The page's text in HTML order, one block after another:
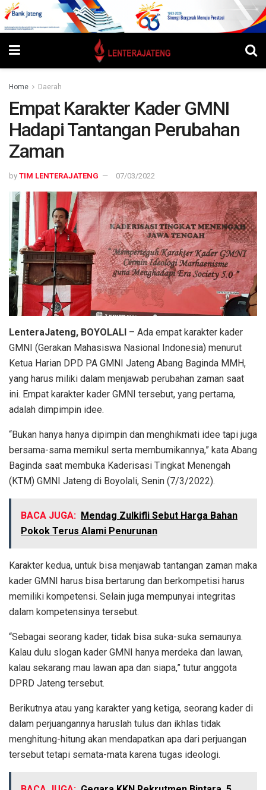
Home Daerah
Empat Karakter Kader GMNI
Hadapi Tantangan Perubahan
Zaman
by TIM LENTERAJATENG 07/03/2022
LenteraJateng, BOYOLALI – Ada empat karakter kader
GMNI (Gerakan Mahasiswa Nasional Indonesia) menurut
Ketua Harian DPD PA GMNI Jateng Abang Baginda MMH,
yang harus miliki dalam menjawab perubahan zaman saat
ini. Empat karakter kader GMNI tersebut, yang pertama,
adalah dimpimpin idee.
“Bukan hanya hanya dipimpin dan menghikmati idee tapi juga
bersama-sama memikul serta membumikannya,” kata Abang
Baginda saat membuka Kaderisasi Tingkat Menengah
(KTM) GMNI Jateng di Boyolali, Senin (7/3/2022).
BACA JUGA: Mendag Zulkifli Sebut Harga Bahan
Pokok Terus Alami Penurunan
Karakter kedua, untuk bisa menjawab tantangan zaman maka
kader GMNI harus bisa bertarung dan berkompetisi harus
memiliki kompetensi. Selain juga mempunyai integritas
dalam kompetensinya tersebut.
“Sebagai seorang kader, tidak bisa suka-suka semaunya.
Kalau dulu slogan kader GMNI hanya merdeka dan lawan,
kalau sekarang mau lawan apa dan siapa,” tutur anggota
DPRD Jateng tersebut.
Berikutnya atau yang karakter yang ketiga, seorang kader di
dalam perjuangannya haruslah tulus dan ikhlas tidak
menghitung-hitung akan mendapatkan apa dari perjuangan
tersebut tetapi semata-mata karena tugas ideologi.